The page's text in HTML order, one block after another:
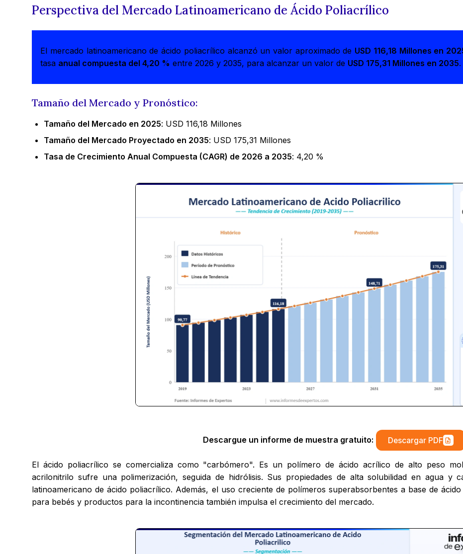
Perspectiva del Mercado Latinoamericano de Ácido Poliacrílico
El mercado latinoamericano de ácido poliacrílico alcanzó un valor aproximado de USD 116,18 Millones en
tasa anual compuesta del 4,20 % entre 2026 y 2035, para alcanzar un valor de USD 175,31 Millones en 2035.
Tamaño del Mercado y Pronóstico:
Tamaño del Mercado en 2025: USD 116,18 Millones
Tamaño del Mercado Proyectado en 2035: USD 175,31 Millones
Tasa de Crecimiento Anual Compuesta (CAGR) de 2026 a 2035: 4,20 %
Descargue un informe de muestra gratuito: Descargar PDF
El ácido poliacrílico se comercializa como "carbómero". Es un polímero de ácido acrílico de alto peso
acrilonitrilo sufre una polimerización, seguida de hidrólisis. Sus propiedades de alta solubilidad en agua y
latinoamericano de ácido poliacrílico. Además, el uso creciente de polímeros superabsorbentes a base de
para bebés y productos para la incontinencia también impulsa el crecimiento del mercado.